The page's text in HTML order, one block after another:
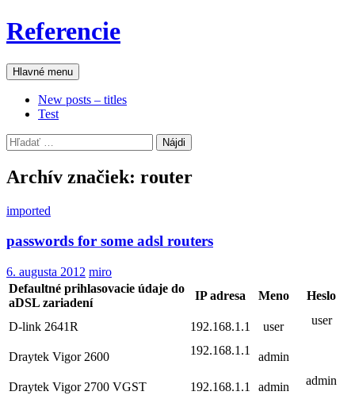
Preskočiť
na
Referencie
Hľadať
Hlavné menu
New posts – titles
Test
Hľadať:
Archív značiek: router
imported
passwords for some adsl routers
6. augusta 2012 miro
Defaultné prihlasovacie údaje do
aDSL zariadení
IP adresa Meno Heslo
D-link 2641R 192.168.1.1 user user
Draytek Vigor 2600 192.168.1.1 admin
Draytek Vigor 2700 VGST 192.168.1.1 admin admin